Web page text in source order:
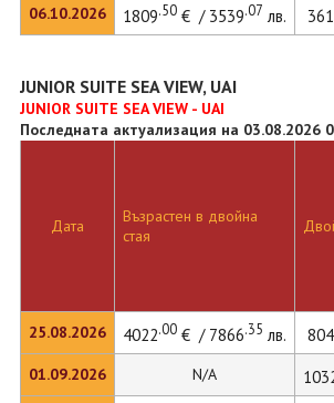
06.10.2026
1809.50€ / 3539.07 лв.
JUNIOR SUITE SEA VIEW, UAI
JUNIOR SUITE SEA VIEW - UAI
Последната актуализация на 03.08.2026
Дата
25.08.2026
01.09.2026
Възрастен в двойна
стая
4022.00€ / 7866.35 лв.
N/A